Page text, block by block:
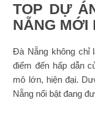
TOP DỰ
NẴNG MỚI
Đà Nẵng không chỉ
điểm đến hấp dẫn
mô lớn, hiện đại.
Nẵng nổi bật đang